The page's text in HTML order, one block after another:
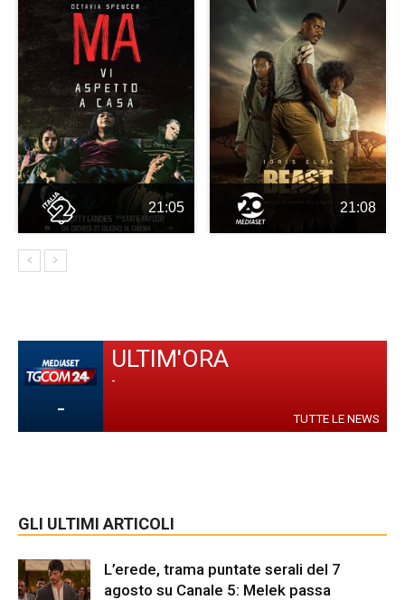
21:05 21:08
-
ULTIM'ORA
-
TUTTE LE NEWS
GLI ULTIMI ARTICOLI
L’erede, trama puntate serali del 7
agosto su Canale 5: Melek passa